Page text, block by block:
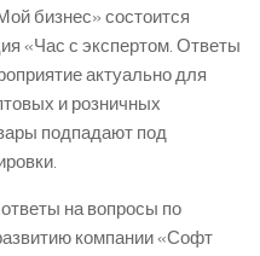
бизнес» состоится
«Час с экспертом. Ответы
актуально для
и розничных
подпадают под
на вопросы по
компании «Софт